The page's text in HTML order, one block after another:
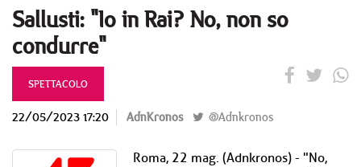
Sallusti: "Io in Rai? No, non so
condurre"
SPETTACOLO
22/05/2023 17:20 AdnKronos @Adnkronos
Roma, 22 mag. (Adnkronos) - "No,